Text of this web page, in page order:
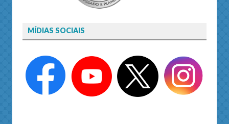
MÍDIAS SOCIAIS